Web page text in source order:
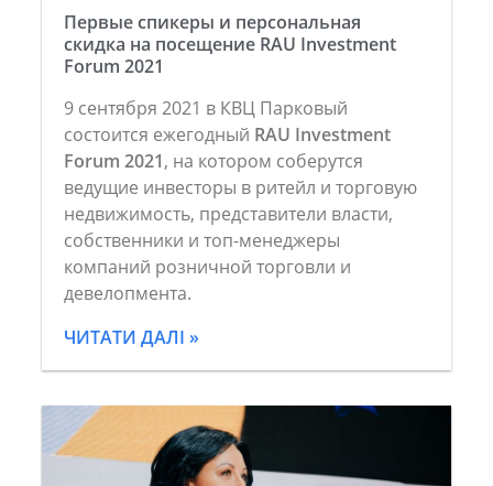
Первые спикеры и персональная
скидка на посещение RAU Investment
Forum 2021
9 сентября 2021 в КВЦ Парковый
состоится ежегодный RAU Investment
Forum 2021, на котором соберутся
ведущие инвесторы в ритейл и торговую
недвижимость, представители власти,
собственники и топ-менеджеры
компаний розничной торговли и
девелопмента.
ЧИТАТИ ДАЛІ »